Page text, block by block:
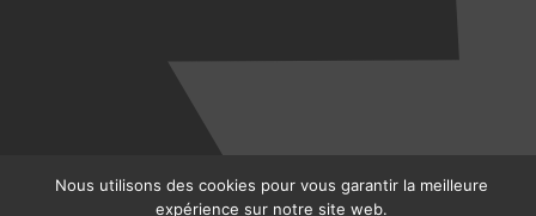
Nous utilisons des cookies pour vous garantir la meilleure
expérience sur notre site web.